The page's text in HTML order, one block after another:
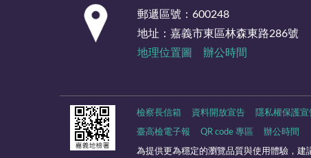
郵遞區號：600248
地址：嘉義市東區林森東路286號
地理位置圖
辦公時間
檢察長信箱 資料開放宣告 隱私權保護宣
臺高檢電子報 QR code 專區 辦公時間
為提供更為穩定的瀏覽品質與使用體驗，